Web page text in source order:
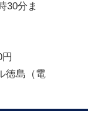
30分ま
徳島（電